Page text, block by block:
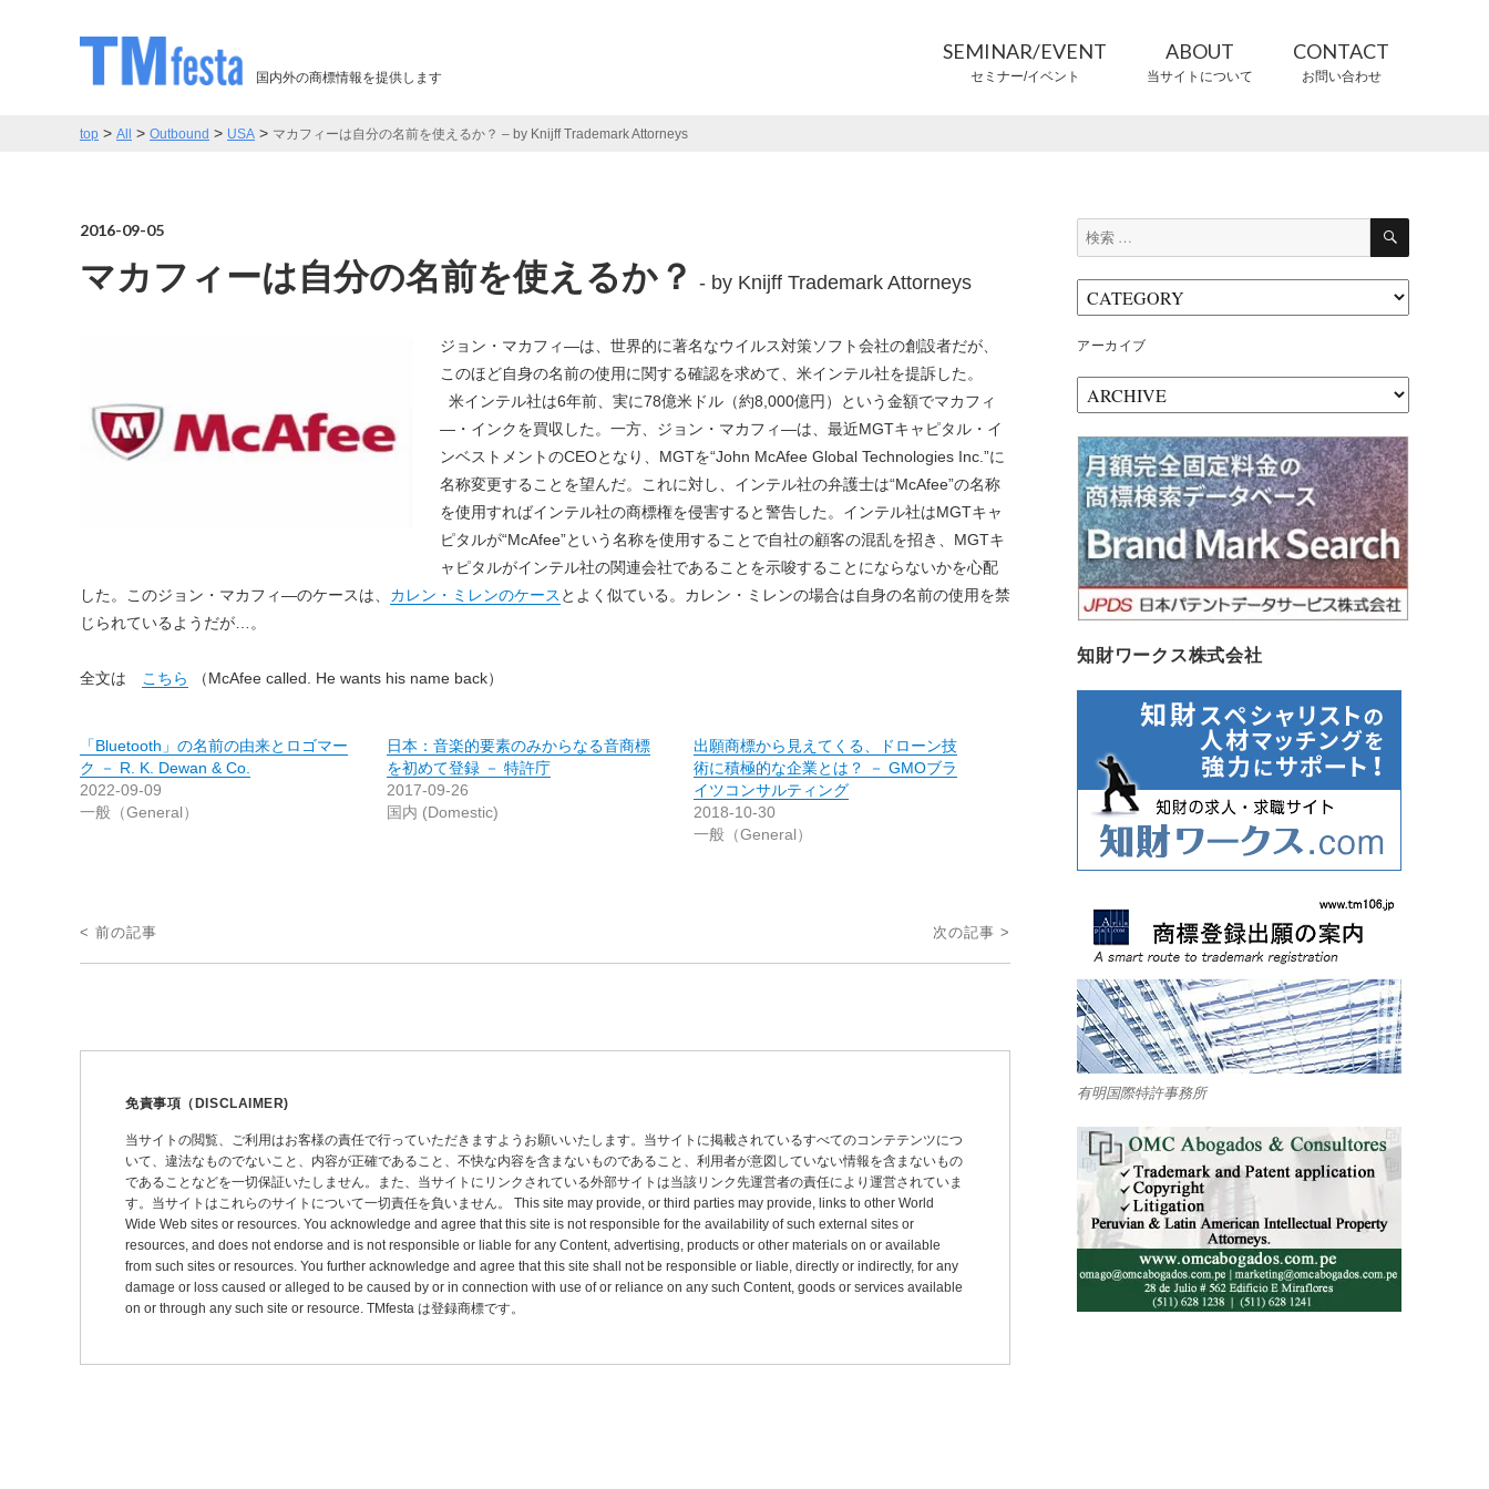
国内外の商標情報を提供します
SEMINAR/EVENT
セミナー/イベント
ABOUT
当サイトについて
CONTACT
お問い合わせ
top > All > Outbound > USA > マカフィーは自分の名前を使えるか？ – by Knijff Trademark Attorneys
2016-09-05
マカフィーは自分の名前を使えるか？ - by Knijff Trademark Attorneys
ジョン・マカフィ―は、世界的に著名なウイルス対策ソフト会社の創設者だが、
このほど自身の名前の使用に関する確認を求めて、米インテル社を提訴した。
米インテル社は6年前、実に78億米ドル（約8,000億円）という金額でマカフィ
―・インクを買収した。一方、ジョン・マカフィ―は、最近MGTキャピタル・イ
ンベストメントのCEOとなり、MGTを“John McAfee Global Technologies Inc.”に
名称変更することを望んだ。これに対し、インテル社の弁護士は“McAfee”の名称
を使用すればインテル社の商標権を侵害すると警告した。インテル社はMGTキャ
ピタルが“McAfee”という名称を使用することで自社の顧客の混乱を招き、MGTキ
ャピタルがインテル社の関連会社であることを示唆することにならないかを心配
した。このジョン・マカフィ―のケースは、 カレン・ミレンのケース とよく似ている。カレン・ミレンの場合は自身の名前の使用を禁
じられているようだが…。
全文は こちら （McAfee called. He wants his name back）
「Bluetooth」の名前の由来とロゴマー
ク － R. K. Dewan & Co.
2022-09-09
一般（General）
日本：音楽的要素のみからなる音商標
を初めて登録 － 特許庁
2017-09-26
国内 (Domestic)
出願商標から見えてくる、ドローン技
術に積極的な企業とは？ － GMOブラ
イツコンサルティング
2018-10-30
一般（General）
投
稿
< 前の記事 次の記事 >
免責事項（DISCLAIMER)
当サイトの閲覧、ご利用はお客様の責任で行っていただきますようお願いいたします。当サイトに掲載されているすべてのコンテテンツにつ
いて、違法なものでないこと、内容が正確であること、不快な内容を含まないものであること、利用者が意図していない情報を含まないもの
であることなどを一切保証いたしません。また、当サイトにリンクされている外部サイトは当該リンク先運営者の責任により運営されていま
す。当サイトはこれらのサイトについて一切責任を負いません。 This site may provide, or third parties may provide, links to other World
Wide Web sites or resources. You acknowledge and agree that this site is not responsible for the availability of such external sites or
resources, and does not endorse and is not responsible or liable for any Content, advertising, products or other materials on or available
from such sites or resources. You further acknowledge and agree that this site shall not be responsible or liable, directly or indirectly, for any
damage or loss caused or alleged to be caused by or in connection with use of or reliance on any such Content, goods or services available
on or through any such site or resource. TMfesta は登録商標です。
検
索:
検
アーカイブ
ー
カ
イ
ブ
知財ワークス株式会社
有明国際特許事務所